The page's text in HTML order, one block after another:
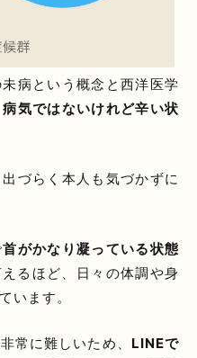
病という概念と西洋医学
病気ではないけれど辛い状
づらく本人も気づかずに
首がかなり凝っている状態
るほど、日々の体調や身
います。
常に難しいため、 LINEで